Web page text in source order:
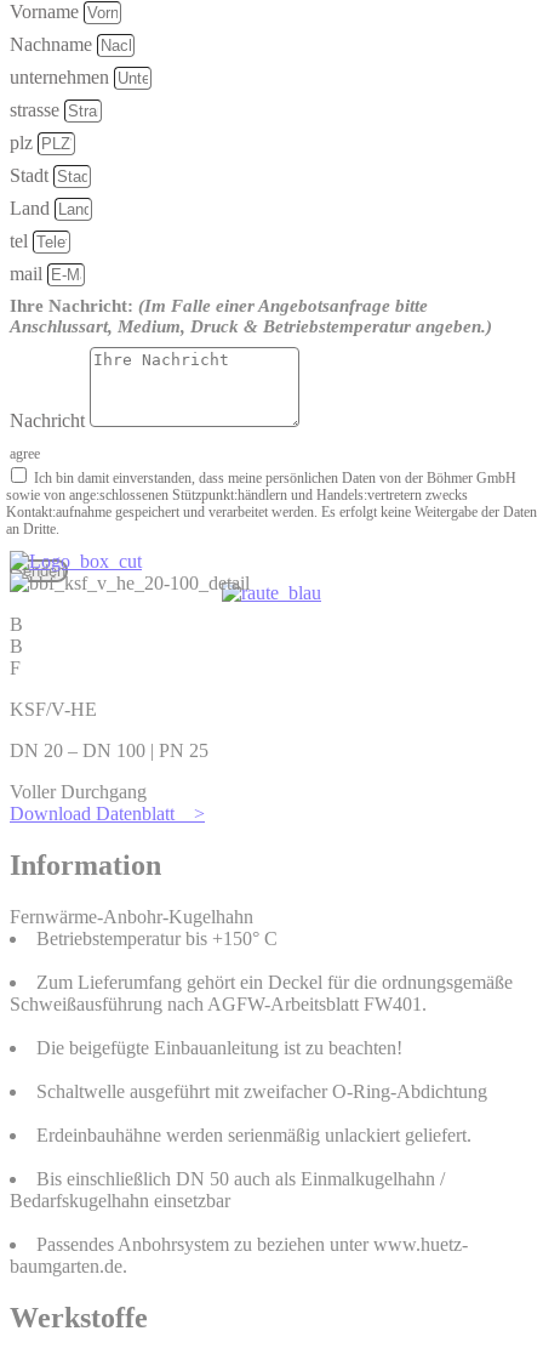
Vorname
Nachname
unternehmen
strasse
plz
Stadt
Land
tel
mail
Ihre Nachricht: (Im Falle einer Angebotsanfrage bitte
Anschlussart, Medium, Druck & Betriebstemperatur angeben.)
Nachricht
agree
Ich bin damit einverstanden, dass meine persönlichen Daten von der Böhmer GmbH
sowie von ange­:schlossenen Stützpunkt­:händlern und Handels­:vertretern zwecks
Kontakt­:aufnahme gespeichert und verarbeitet werden. Es erfolgt keine Weitergabe der Daten
an Dritte.
Senden
B
B
F
KSF/V-HE
DN 20 – DN 100 | PN 25
Voller Durchgang
Download Datenblatt >
Information
Fernwärme-Anbohr-Kugelhahn
Betriebstemperatur bis +150° C
Zum Lieferumfang gehört ein Deckel für die ordnungsgemäße
Schweißausführung nach AGFW-Arbeitsblatt FW401.
Die beigefügte Einbauanleitung ist zu beachten!
Schaltwelle ausgeführt mit zweifacher O-Ring-Abdichtung
Erdeinbauhähne werden serienmäßig unlackiert geliefert.
Bis einschließlich DN 50 auch als Einmalkugelhahn /
Bedarfskugelhahn einsetzbar
Passendes Anbohrsystem zu beziehen unter www.huetz-
baumgarten.de.
Werkstoffe